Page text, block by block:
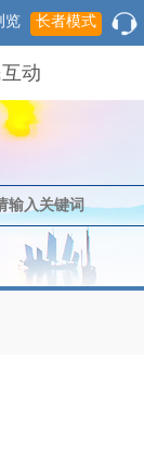
览 长者模式
动